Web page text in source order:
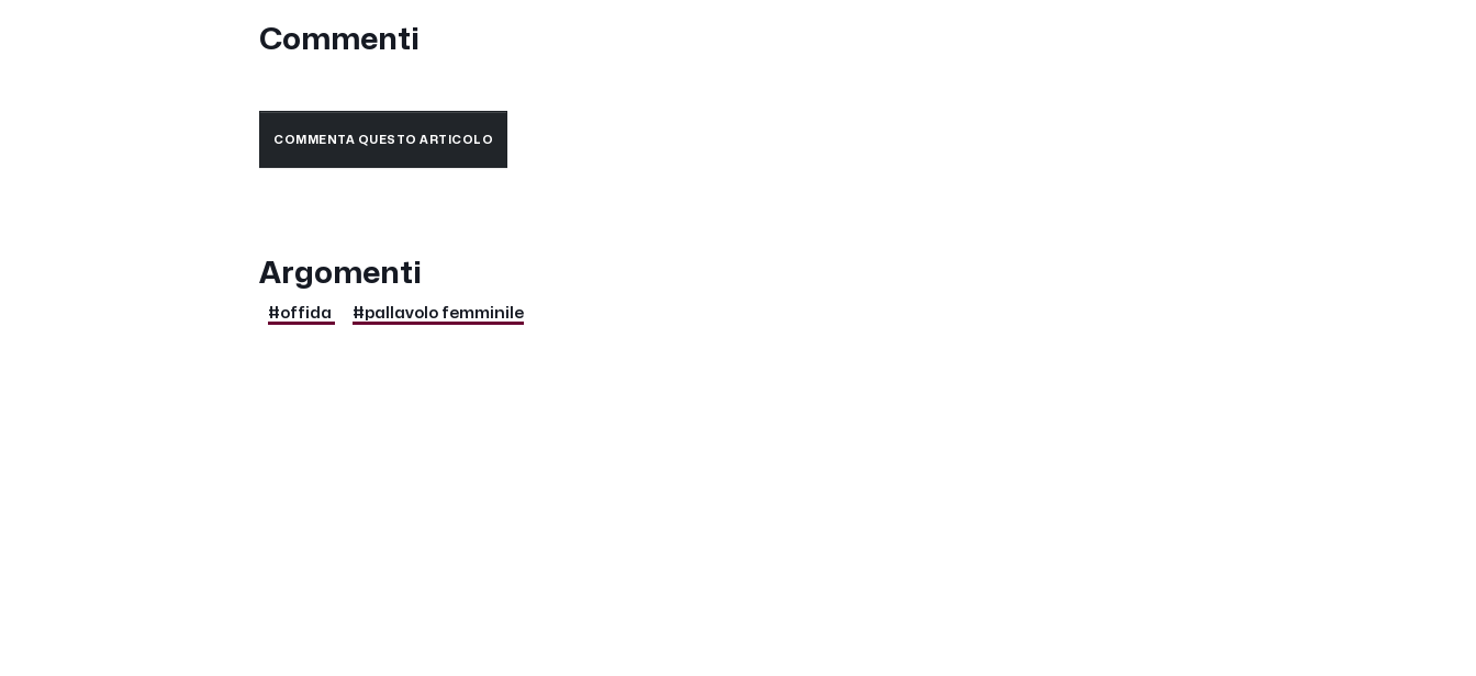
Commenti
COMMENTA QUESTO ARTICOLO
Argomenti
#offida #pallavolo femminile